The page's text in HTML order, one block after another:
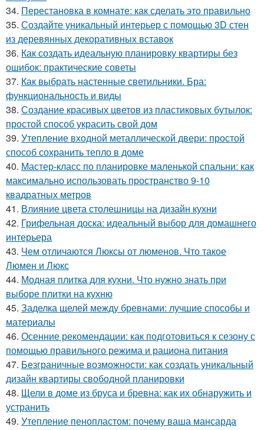
34. Перестановка в комнате: как сделать это правильно
35. Создайте уникальный интерьер с помощью 3D стен
из деревянных декоративных вставок
36. Как создать идеальную планировку квартиры без
ошибок: практические советы
37. Как выбрать настенные светильники. Бра:
функциональность и виды
38. Создание красивых цветов из пластиковых бутылок:
простой способ украсить свой дом
39. Утепление входной металлической двери: простой
способ сохранить тепло в доме
40. Мастер-класс по планировке маленькой спальни: как
максимально использовать пространство 9-10
квадратных метров
41. Влияние цвета столешницы на дизайн кухни
42. Грифельная доска: идеальный выбор для домашнего
интерьера
43. Чем отличаются Люксы от люменов. Что такое
Люмен и Люкс
44. Модная плитка для кухни. Что нужно знать при
выборе плитки на кухню
45. Заделка щелей между бревнами: лучшие способы и
материалы
46. Осенние рекомендации: как подготовиться к сезону с
помощью правильного режима и рациона питания
47. Безграничные возможности: как создать уникальный
дизайн квартиры свободной планировки
48. Щели в доме из бруса и бревна: как их обнаружить и
устранить
49. Утепление пенопластом: почему ваша мансарда